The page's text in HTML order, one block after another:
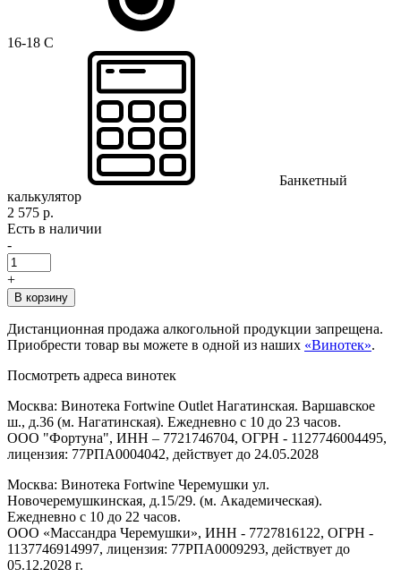
16-18 C
Банкетный
калькулятор
2 575 р.
Есть в наличии
-
+
В корзину
Дистанционная продажа алкогольной продукции запрещена.
Приобрести товар вы можете в одной из наших «Винотек».
Посмотреть адреса винотек
Москва: Винотека Fortwine Outlet Нагатинская. Варшавское
ш., д.36 (м. Нагатинская). Ежедневно с 10 до 23 часов.
ООО "Фортуна", ИНН – 7721746704, ОГРН - 1127746004495,
лицензия: 77РПА0004042, действует до 24.05.2028
Москва: Винотека Fortwine Черемушки ул.
Новочеремушкинская, д.15/29. (м. Академическая).
Ежедневно с 10 до 22 часов.
ООО «Массандра Черемушки», ИНН - 7727816122, ОГРН -
1137746914997, лицензия: 77РПА0009293, действует до
05.12.2028 г.